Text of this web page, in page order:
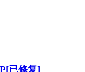
已修复]